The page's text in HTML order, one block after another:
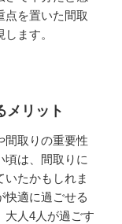
点を置いた間取
ます。
メリット
間取りの重要性
頃は、間取りに
いたかもしれま
快適に過ごせる
大人4人が過ごす